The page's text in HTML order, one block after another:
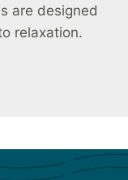
are designed
relaxation.